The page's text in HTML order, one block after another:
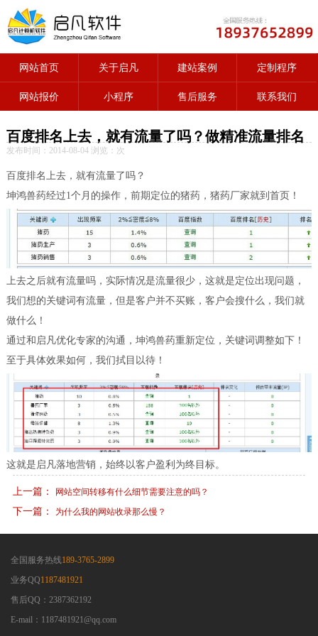
网站首页 关于启凡 建站案例 定制程序
网站报价 小程序 售后服务 联系我们
百度排名上去，就有流量了吗？做精准流量排名
发布时间：2014-08-04 浏览： 次
百度排名上去，就有流量了吗？
坤鸿兽药经过1个月的操作，前期定位的猪药，猪药厂家就到首页！
上去之后就有流量吗，实际情况是流量很少，这就是定位出现问题，
我们想的关键词有流量，但是客户并不买账，客户会搜什么，我们就
做什么！
通过和启凡优化专家的沟通，坤鸿兽药重新定位，关键词调整如下！
至于具体效果如何，我们拭目以待！
这就是启凡落地营销，始终以客户盈利为终目标。
上一篇： 网站空间转移有什么细节需要注意的吗？
下一篇： 为什么我的网站收录那么慢？
全国服务热线189-3765-2899
业务QQ1187481921
售后QQ：2387362192
E-mail：1187481921@qq.com